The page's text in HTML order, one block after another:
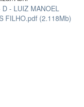
D - LUIZ MANOEL
FILHO.pdf (2.118Mb)